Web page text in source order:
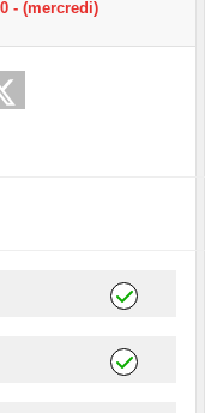
- (mercredi)